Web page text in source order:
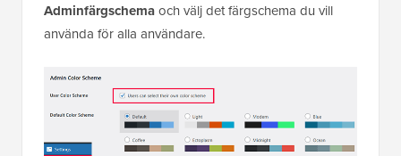
Adminfärgschemaoch välj det färgschema du vill
använda för alla användare.